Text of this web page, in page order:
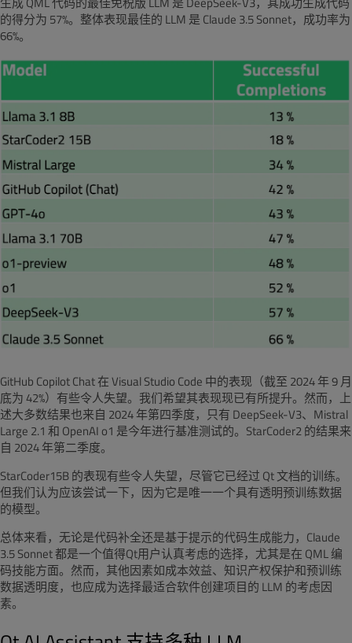
的得分为 57%。整体表现最佳的 LLM 是 Claude 3.5 Sonnet，成功率为
66%。
GitHub Copilot Chat 在 Visual Studio Code 中的表现（截至 2024 年 9 月
底为 42%）有些令人失望。我们希望其表现现已有所提升。然而，上
述大多数结果也来自 2024 年第四季度，只有 DeepSeek-V3、Mistral
Large 2.1 和 OpenAI o1 是今年进行基准测试的。StarCoder2 的结果来
自 2024 年第二季度。
StarCoder15B 的表现有些令人失望，尽管它已经过 Qt 文档的训练。
但我们认为应该尝试一下，因为它是唯一一个具有透明预训练数据
的模型。
总体来看， 无论是代码补全还是基于提示的代码生成能力，Claude
3.5 Sonnet 都是一个值得Qt用户认真考虑的选择，尤其是在 QML 编
码技能方面。然而，其他因素如成本效益、知识产权保护和预训练
数据透明度，也应成为选择最适合软件创建项目的 LLM 的考虑因
素。